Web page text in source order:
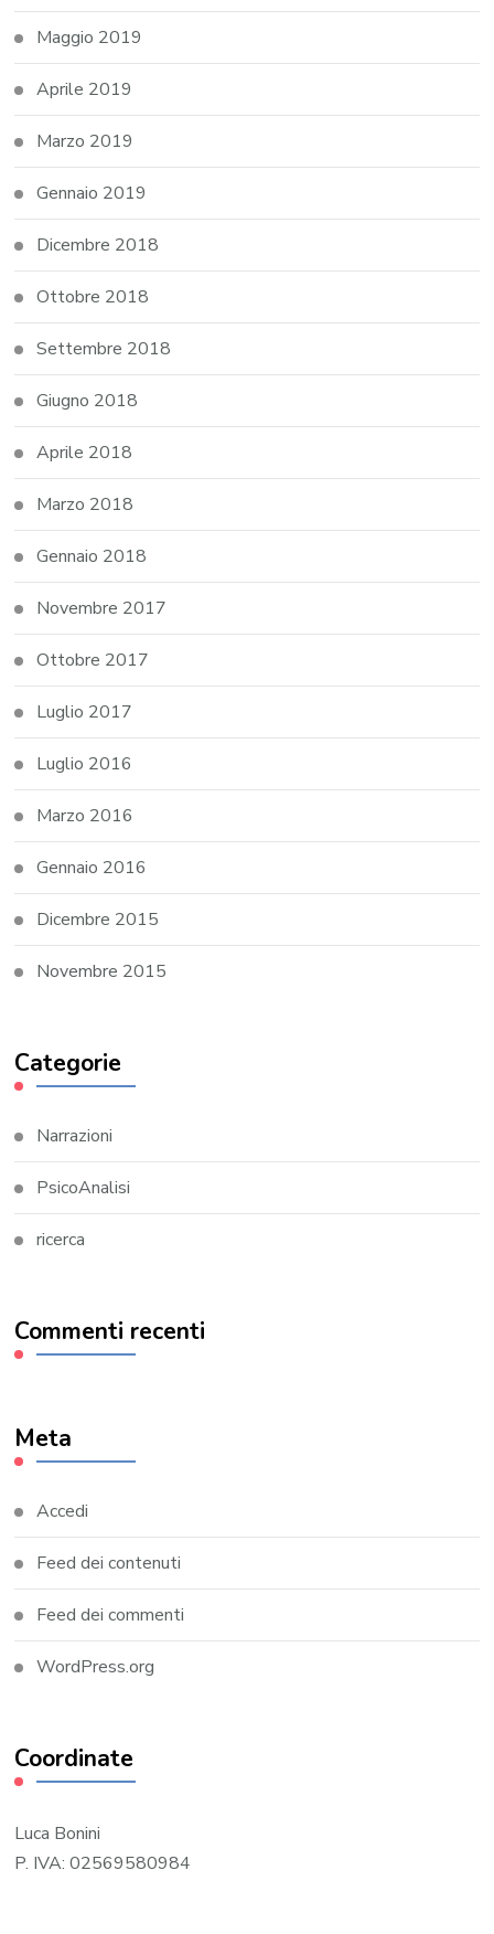
Maggio 2019
Aprile 2019
Marzo 2019
Gennaio 2019
Dicembre 2018
Ottobre 2018
Settembre 2018
Giugno 2018
Aprile 2018
Marzo 2018
Gennaio 2018
Novembre 2017
Ottobre 2017
Luglio 2017
Luglio 2016
Marzo 2016
Gennaio 2016
Dicembre 2015
Novembre 2015
Categorie
Narrazioni
PsicoAnalisi
ricerca
Commenti recenti
Meta
Accedi
Feed dei contenuti
Feed dei commenti
WordPress.org
Coordinate
Luca Bonini
P. IVA: 02569580984